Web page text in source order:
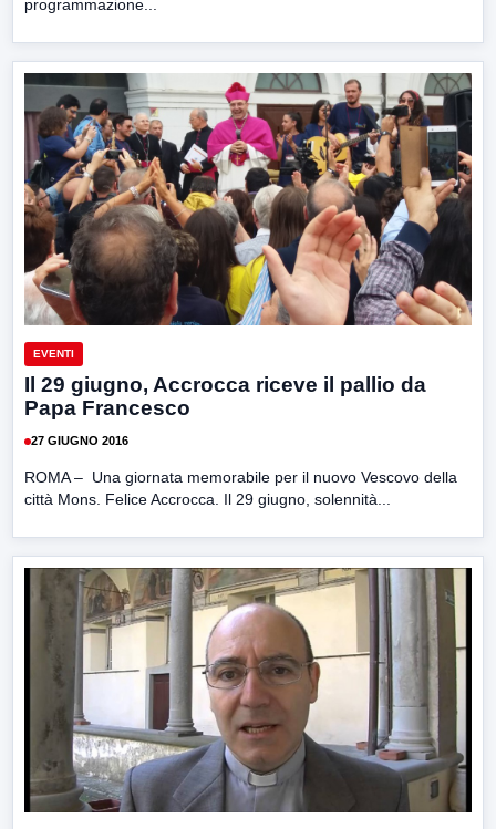
programmazione...
EVENTI
Il 29 giugno, Accrocca riceve il pallio da
Papa Francesco
27 GIUGNO 2016
ROMA – Una giornata memorabile per il nuovo Vescovo della
città Mons. Felice Accrocca. Il 29 giugno, solennità...